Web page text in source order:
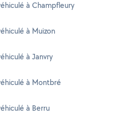
à Champfleury
à Muizon
à Janvry
à Montbré
à Berru